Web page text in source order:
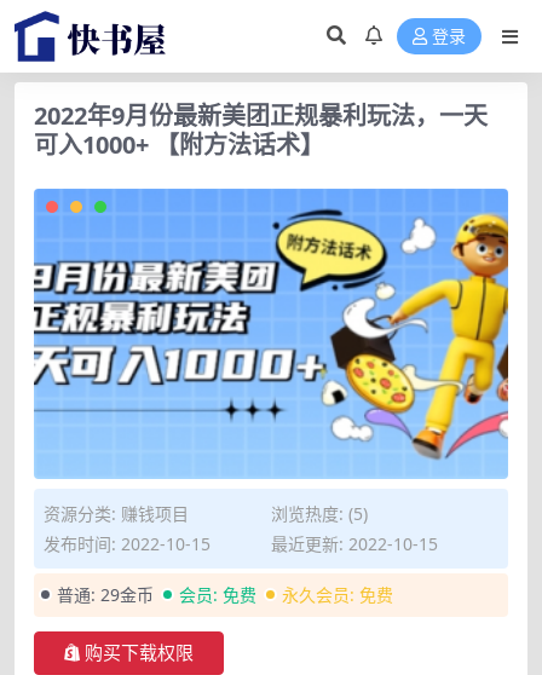
登录
2022年9月份最新美团正规暴利玩法，一天
可入1000+ 【附方法话术】
资源分类: 赚钱项目
浏览热度: (5)
发布时间: 2022-10-15
最近更新: 2022-10-15
普通: 29金币 会员: 免费 永久会员: 免费
购买下载权限